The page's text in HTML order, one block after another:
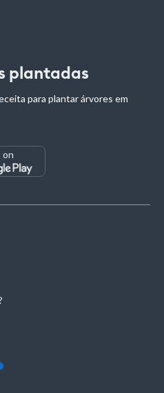
plantadas
para plantar árvores em
on